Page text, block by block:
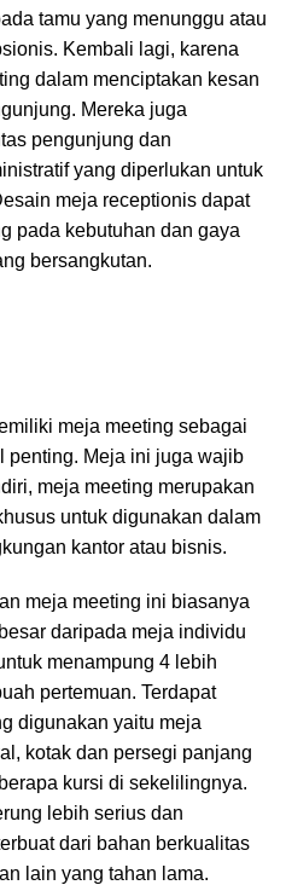
tamu yang menunggu atau
Kembali lagi, karena
dalam menciptakan kesan
Mereka juga
pengunjung dan
yang diperlukan untuk
meja receptionis dapat
pada kebutuhan dan gaya
bersangkutan.
meja meeting sebagai
penting. Meja ini juga wajib
meja meeting merupakan
untuk digunakan dalam
kantor atau bisnis.
meja meeting ini biasanya
daripada meja individu
menampung 4 lebih
pertemuan. Terdapat
digunakan yaitu meja
kotak dan persegi panjang
kursi di sekelilingnya.
lebih serius dan
dari bahan berkualitas
lain yang tahan lama.